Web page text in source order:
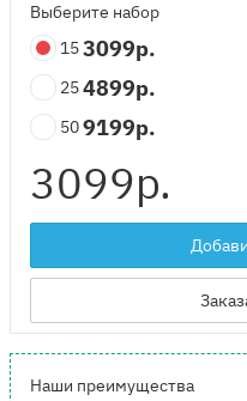
Выберите набор
153099р.
254899р.
509199р.
3099р.
Наши преимущества